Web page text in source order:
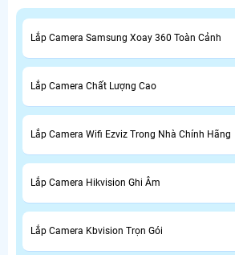
Lắp Camera Samsung Xoay 360 Toàn Cảnh
Lắp Camera Chất Lượng Cao
Lắp Camera Wifi Ezviz Trong Nhà Chính Hãng
Lắp Camera Hikvision Ghi Âm
Lắp Camera Kbvision Trọn Gói